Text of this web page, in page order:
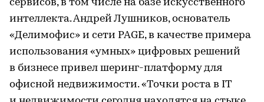
сервисов, в том числе на базе искусственного
интеллекта. Андрей Лушников, основатель
«Делимофис» и сети PAGE, в качестве примера
использования «умных» цифровых решений
в бизнесе привел шеринг-платформу для
офисной недвижимости. «Точки роста в IT